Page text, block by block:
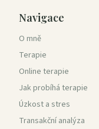
Navigace
O mně
Terapie
Online terapie
Jak probíhá terapie
Úzkost a stres
Transakční analýza